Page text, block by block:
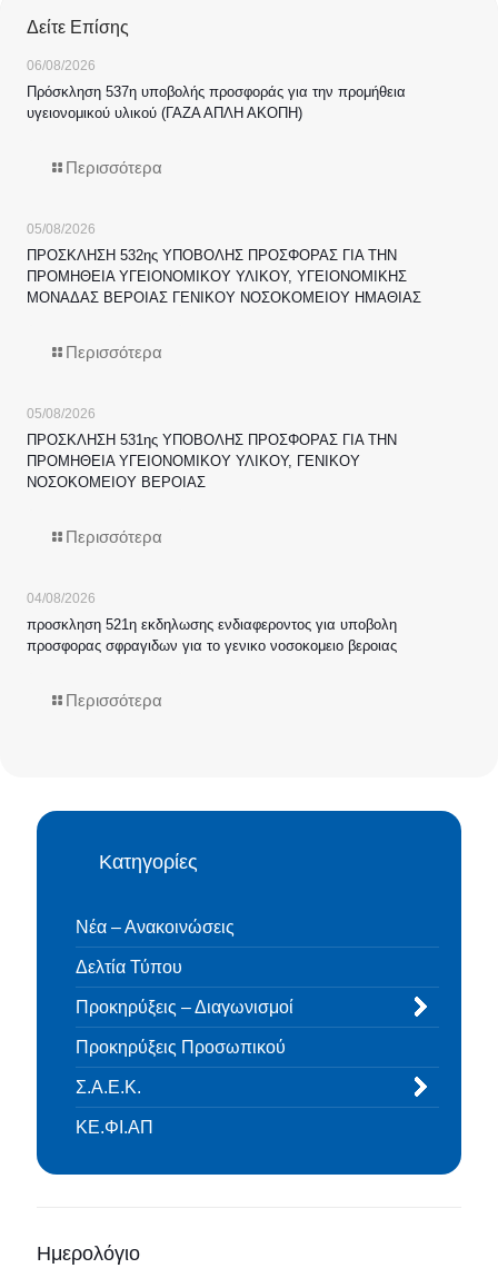
Δείτε Επίσης
06/08/2026
Πρόσκληση 537η υποβολής προσφοράς για την προμήθεια
υγειονομικού υλικού (ΓΑΖΑ ΑΠΛΗ ΑΚΟΠΗ)
Περισσότερα
05/08/2026
ΠΡΟΣΚΛΗΣΗ 532ης ΥΠΟΒΟΛΗΣ ΠΡΟΣΦΟΡΑΣ ΓΙΑ ΤΗΝ
ΠΡΟΜΗΘΕΙΑ ΥΓΕΙΟΝΟΜΙΚΟΥ ΥΛΙΚΟΥ, ΥΓΕΙΟΝΟΜΙΚΗΣ
ΜΟΝΑΔΑΣ ΒΕΡΟΙΑΣ ΓΕΝΙΚΟΥ ΝΟΣΟΚΟΜΕΙΟΥ ΗΜΑΘΙΑΣ
Περισσότερα
05/08/2026
ΠΡΟΣΚΛΗΣΗ 531ης ΥΠΟΒΟΛΗΣ ΠΡΟΣΦΟΡΑΣ ΓΙΑ ΤΗΝ
ΠΡΟΜΗΘΕΙΑ ΥΓΕΙΟΝΟΜΙΚΟΥ ΥΛΙΚΟΥ, ΓΕΝΙΚΟΥ
ΝΟΣΟΚΟΜΕΙΟΥ ΒΕΡΟΙΑΣ
Περισσότερα
04/08/2026
προσκληση 521η εκδηλωσης ενδιαφεροντος για υποβολη
προσφορας σφραγιδων για το γενικο νοσοκομειο βεροιας
Περισσότερα
Κατηγορίες
Νέα – Ανακοινώσεις
Δελτία Τύπου
Προκηρύξεις – Διαγωνισμοί
Προκηρύξεις Προσωπικού
Σ.Α.Ε.Κ.
ΚΕ.ΦΙ.ΑΠ
Ημερολόγιο